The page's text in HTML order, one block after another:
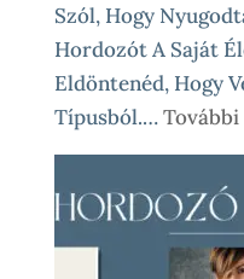
Szól, Hogy
Hordozót A Saját
Eldöntenéd, Hogy
Típusból.…